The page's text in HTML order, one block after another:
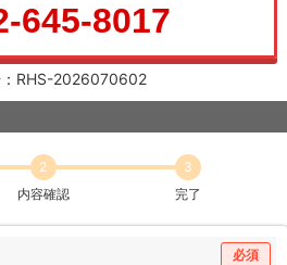
645-8017
RHS-2026070602
2
内容確認
3
完了
必須